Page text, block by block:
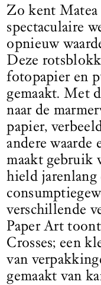
Zo kent Matea
spectaculaire
opnieuw
Deze
fotopapier en
gemaakt. Met
naar de
papier,
andere waarde
maakt gebruik
hield jarenlang
verschillende
Paper Art
Crosses; een
van
gemaakt van